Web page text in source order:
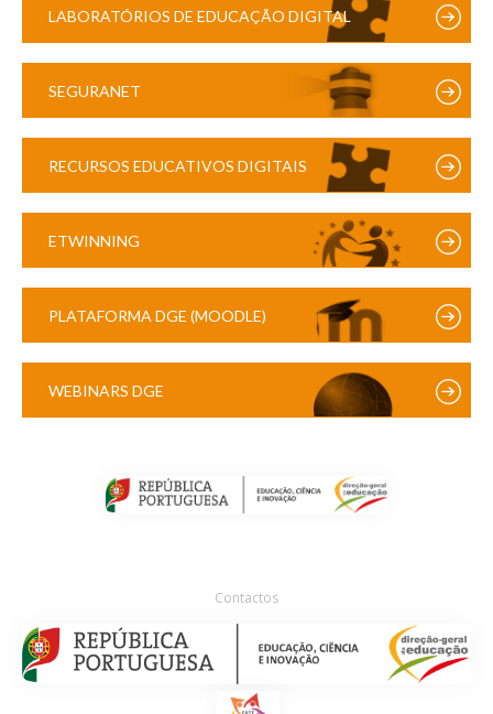
LABORATÓRIOS DE EDUCAÇÃO DIGITAL
SEGURANET
RECURSOS EDUCATIVOS DIGITAIS
ETWINNING
PLATAFORMA DGE (MOODLE)
WEBINARS DGE
Contactos